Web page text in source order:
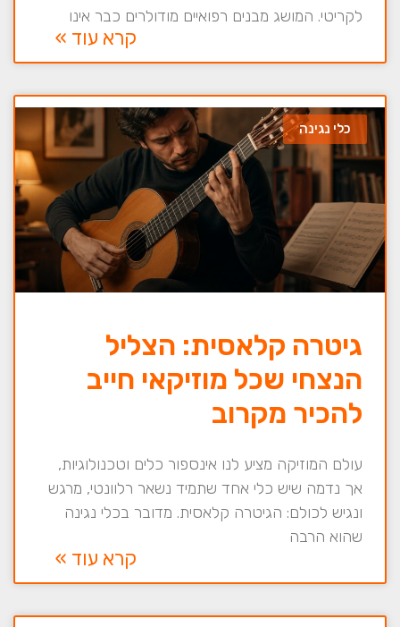
לקריטי. המושג מבנים רפואיים מודולרים כבר אינו
קרא עוד »
כלי נגינה
גיטרה קלאסית: הצליל
הנצחי שכל מוזיקאי חייב
להכיר מקרוב
עולם המוזיקה מציע לנו אינספור כלים וטכנולוגיות,
אך נדמה שיש כלי אחד שתמיד נשאר רלוונטי, מרגש
ונגיש לכולם: הגיטרה קלאסית. מדובר בכלי נגינה
שהוא הרבה
קרא עוד »